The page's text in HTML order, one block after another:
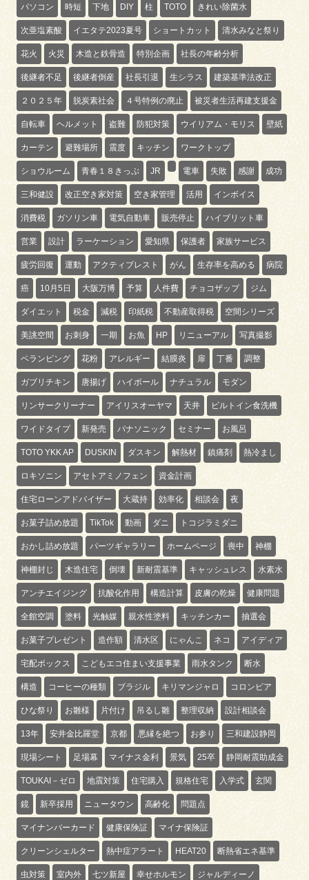
パソコン 時短 下地 DIY 柱 TOTO きれい除菌水
次亜塩素酸 イエタテ2023夏号 ショートカット 清水みなと祭り
花火 火災 木造と鉄骨造 特別企画 社長の年齢分析
後継者不足 後継者倒産 社長引退 生シラス 建築基準法改正
２０２５年 脱炭素社会 ４号特例の廃止 被災者生活再建支援金
自転車 ヘルメット 盗難 防犯対策 ウイリアム・モリス 壁紙
カーテン 避難場所 震度 キッチン ワークトップ
ショウルーム 青春１８きっぷ JR 電車 失敗 感謝 成功
三和健設 改正空き家対策 空き家管理 活用 インボイス
消費税 ガソリン車 電気自動車 販売停止 ハイブリット車
営業 設計 ラーケーション 愛知県 保護者 家族サービス
疲労回復 運動 アクティブレスト がん 生存率を高める 病院
癌 10月5日 大阪万博 予算 人件費 チョコザップ ジム
ダイエット 税金 減税 印紙税 不動産取得税 空間シリーズ
美誂空間 お刺身 一期 お魚 HP リニューアル 写真撮影
ベランピング 花粉 アレルギー 結膜炎 扉 丁番 調整
ガブリチキン 唐揚げ ハイボール ナチュラル モダン
リンサークリーナー アイリスオーヤマ 天井 ビルトイン食洗機
ワイドタイプ 新発売 パナソニック セミナー お風呂
TOTO YKK AP DUSKIN ダスキン 解熱材 鎮痛剤 熱冷まし
ロキソニン アセトアミノフェン 資金計画
住宅ローンアドバイザー 大蔵持 効率化 相談会 夜
お菓子詰め放題 TikTok 動画 ダニ トコジラミダニ
おかし詰め放題 パーツギャラリー ホームページ 喪中 神棚
神棚封じ 木造住宅 倒壊 新耐震基準 キャッシュレス 水素水
アンチエイジング 抗酸化作用 構造計算 皮膚の乾燥 健康問題
全館空調 塗料 光触媒 親水性塗料 キッチンカー 抽選会
お菓子プレゼント 造作額 清水区 にゃんこ ネコ アイディア
宅配ボックス こどもエコ住まい支援事業 雨水タンク 断水
構造 コーヒーの種類 ブラジル キリマンジャロ コロンビア
ひな祭り お雛様 片付け 吊るし雛 整理収納 設計相談会
13年 安井金比羅堂 京都 悪縁を絶つ お参り 三和建設静岡
現場シート 足場幕 マイナス金利 景気 25卒 静岡耐震助成金
TOUKAI－ゼロ 地震対策 住宅購入 規格住宅 入学式 玄関
鏡 新卒採用 ニュータウン 高齢化 問題点
マイナンバーカード 健康保険証 マイナ保険証
クリーンシェルター 熱中症アラート HEAT20 断熱省エネ基準
虫対策 室内外 七ツ新屋 幸せホルモン ジャルディーノ